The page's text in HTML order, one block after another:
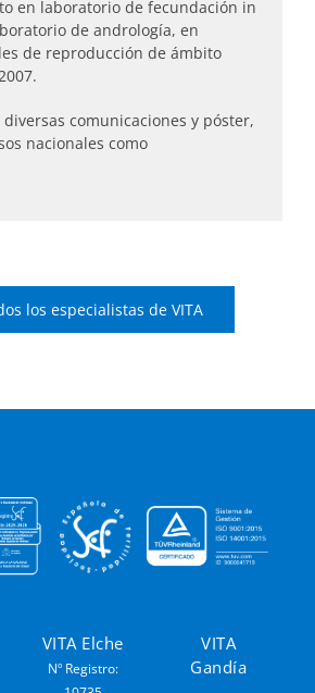
en laboratorio de fecundación in
de andrología, en
de reproducción de ámbito
comunicaciones y póster,
nacionales como
los especialistas de VITA
VITA Elche
Nº Registro:
VITA
Gandía